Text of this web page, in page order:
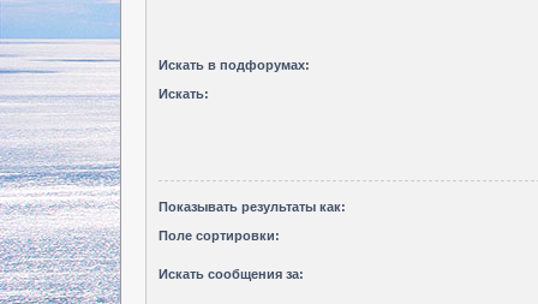
Искать в подфорумах:
Искать:
Показывать результаты как:
Поле сортировки:
Искать сообщения за: